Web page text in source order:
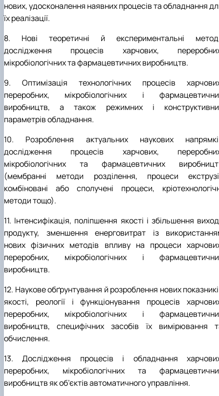
нових, удосконалення наявних процесів та обладнання
їх реалізації.
8. Нові теоретичні й експериментальні
дослідження процесів харчових,
мікробіологічних та фармацевтичних виробництв.
9. Оптимізація технологічних процесів
переробних, мікробіологічних і
виробництв, а також режимних і
параметрів обладнання.
10. Розроблення актуальних наукових
дослідження процесів харчових,
мікробіологічних та фармацевтичних
(мембранні методи розділення, процеси
комбіновані або сполучені процеси,
методи тощо).
11. Інтенсифікація, поліпшення якості і збільшення
продукту, зменшення енерговитрат із
нових фізичних методів впливу на процеси
переробних, мікробіологічних і
виробництв.
12. Наукове обґрунтування й розроблення нових
якості, реології і функціонування процесів
переробних, мікробіологічних і
виробництв, специфічних засобів їх вимірювання
обчислення.
13. Дослідження процесів і обладнання
переробних, мікробіологічних та
виробництв як об’єктів автоматичного управління.